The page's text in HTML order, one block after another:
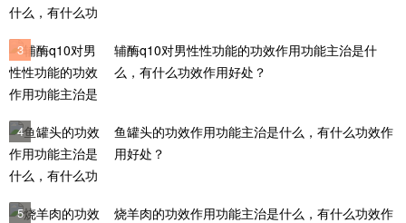
3
辅酶q10对男性性功能的功效作用功能主治是什
么，有什么功效作用好处？
4
鱼罐头的功效作用功能主治是什么，有什么功效作
用好处？
5
烧羊肉的功效作用功能主治是什么，有什么功效作